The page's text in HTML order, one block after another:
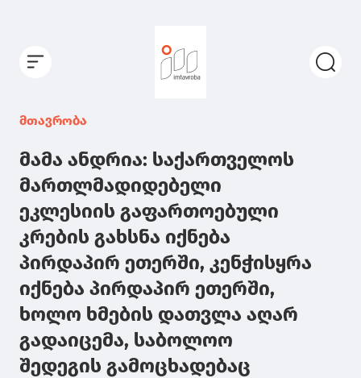
მთავრობა
მამა ანდრია: საქართველოს
მართლმადიდებელი
ეკლესიის გაფართოებული
კრების გახსნა იქნება
პირდაპირ ეთერში, კენჭისყრა
იქნება პირდაპირ ეთერში,
ხოლო ხმების დათვლა აღარ
გადაიცემა, საბოლოო
შედეგის გამოცხადებაც